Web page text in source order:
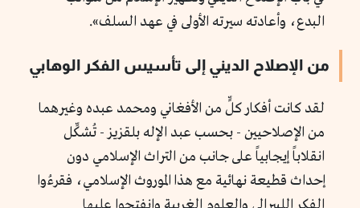
البدع، وأعادته سيرته الأولى في عهد السلف».
من الإصلاح الديني إلى تأسيس الفكر الوهابي
لقد كانت أفكار كلٍّ من الأفغاني ومحمد عبده وغيرهما
من الإصلاحيين - بحسب عبد الإله بلقزيز - تُشكِّل
انقلاباً إيجابياً على جانب من التراث الإسلامي دون
إحداث قطيعة نهائية مع هذا الموروث الإسلامي، فقرءُوا